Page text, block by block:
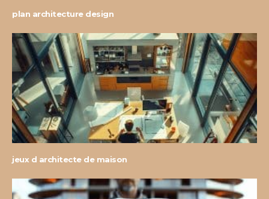
plan architecture design
jeux d architecte de maison